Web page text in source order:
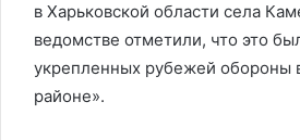
в Харьковской области села
ведомстве отметили, что это
укрепленных рубежей обороны
районе».